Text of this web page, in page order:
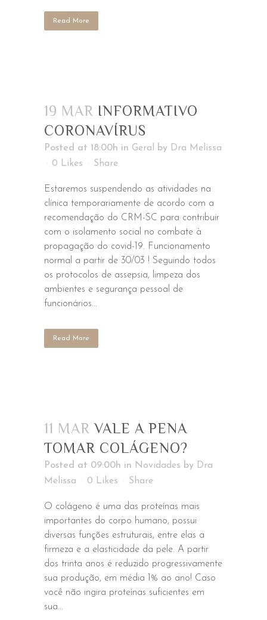
Read More
19 MAR INFORMATIVO
CORONAVÍRUS
Posted at 18:00h in Geral by Dra Melissa
0 Likes Share
Estaremos suspendendo as atividades na
clínica temporariamente de acordo com a
recomendação do CRM-SC para contribuir
com o isolamento social no combate à
propagação do covid-19. Funcionamento
normal a partir de 30/03 ! Seguindo todos
os protocolos de assepsia, limpeza dos
ambientes e segurança pessoal de
funcionários...
Read More
11 MAR VALE A PENA
TOMAR COLÁGENO?
Posted at 09:00h in Novidades by Dra
Melissa
0 Likes Share
O colágeno é uma das proteínas mais
importantes do corpo humano, possui
diversas funções estruturais, entre elas a
firmeza e a elasticidade da pele. A partir
dos trinta anos é reduzido progressivamente
sua produção, em média 1% ao ano! Caso
você não ingira proteínas suficientes em
sua...